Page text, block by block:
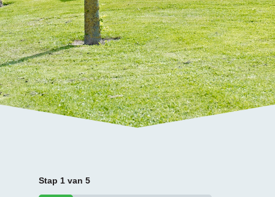
Stap 1van 5